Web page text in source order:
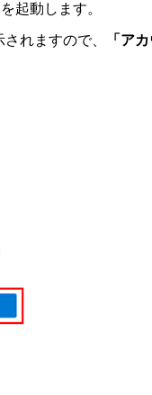
起動します。
れますので、 「ア